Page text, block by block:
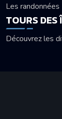
Les randonnées
TOURS DES
Découvrez les